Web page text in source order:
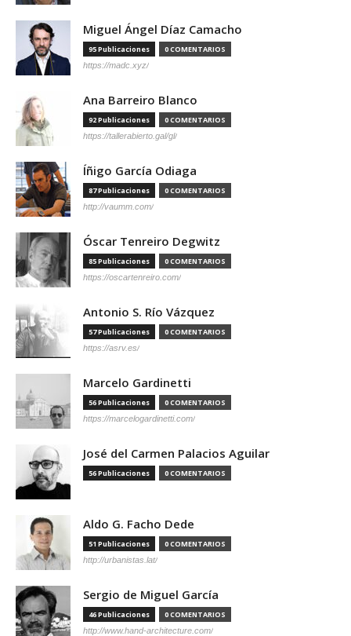
Miguel Ángel Díaz Camacho
95 Publicaciones 0 COMENTARIOS
https://madc.xyz/
Ana Barreiro Blanco
92 Publicaciones 0 COMENTARIOS
https://tallerabierto.gal/gl/
Íñigo García Odiaga
87 Publicaciones 0 COMENTARIOS
http://vaumm.com/
Óscar Tenreiro Degwitz
85 Publicaciones 0 COMENTARIOS
https://oscartenreiro.com/
Antonio S. Río Vázquez
57 Publicaciones 0 COMENTARIOS
https://asrv.es/
Marcelo Gardinetti
56 Publicaciones 0 COMENTARIOS
https://marcelogardinetti.com/
José del Carmen Palacios Aguilar
56 Publicaciones 0 COMENTARIOS
Aldo G. Facho Dede
51 Publicaciones 0 COMENTARIOS
http://urbanistas.lat/
Sergio de Miguel García
46 Publicaciones 0 COMENTARIOS
http://www.hand-architecture.com/